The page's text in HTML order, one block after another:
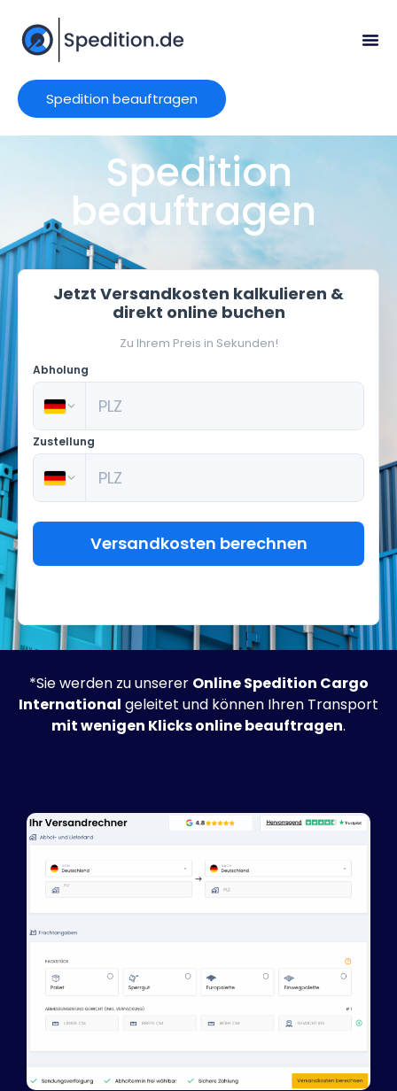
Spedition beauftragen
Spedition
beauftragen
*Sie werden zu unserer Online Spedition Cargo
International geleitet und können Ihren Transport
mit wenigen Klicks online beauftragen.